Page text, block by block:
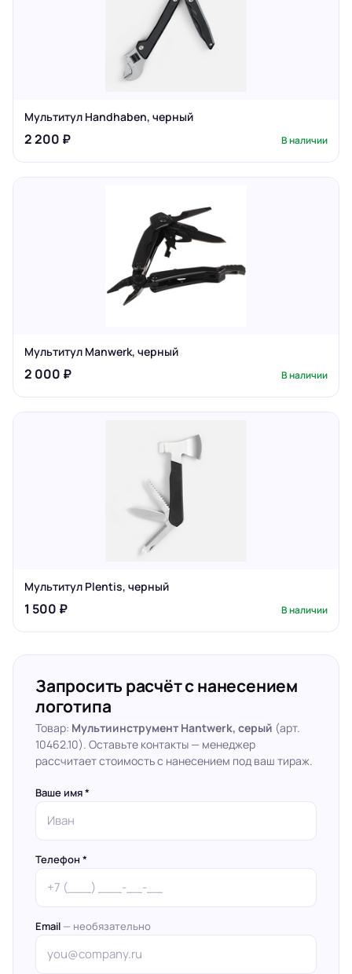
Мультитул Handhaben, черный
2 200 ₽ В наличии
Мультитул Manwerk, черный
2 000 ₽ В наличии
Мультитул Plentis, черный
1 500 ₽ В наличии
Запросить расчёт с нанесением
логотипа
Товар: Мультиинструмент Hantwerk, серый (арт.
10462.10). Оставьте контакты — менеджер
рассчитает стоимость с нанесением под ваш тираж.
Ваше имя *
Телефон *
Email — необязательно